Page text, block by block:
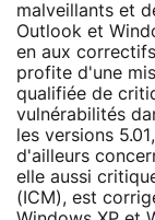
malveillants et
Outlook et
en aux
profite d'une
qualifiée de
vulnérabilités
les versions
d'ailleurs
elle aussi
(ICM), est